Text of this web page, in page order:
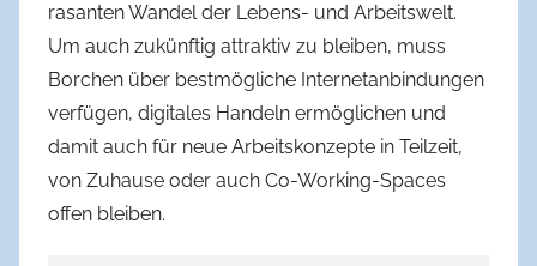
rasanten Wandel der Lebens- und Arbeitswelt.
Um auch zukünftig attraktiv zu bleiben, muss
Borchen über bestmögliche Internetanbindungen
verfügen, digitales Handeln ermöglichen und
damit auch für neue Arbeitskonzepte in Teilzeit,
von Zuhause oder auch Co-Working-Spaces
offen bleiben.